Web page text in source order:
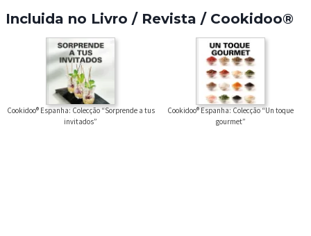
Incluida no Livro / Revista / Cookidoo®
Cookidoo® Espanha: Colecção “Sorprende a tus
invitados”
Cookidoo® Espanha: Colecção “Un toque
gourmet”